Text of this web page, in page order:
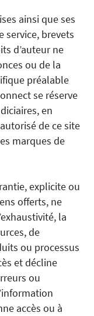
ainsi que ses
service, brevets
d’auteur ne
ou de la
préalable
se réserve
en
de ce site
marques de
explicite ou
offerts, ne
la
de
ou processus
et décline
ou
accès ou à